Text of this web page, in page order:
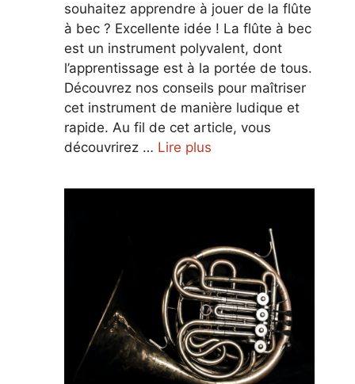
souhaitez apprendre à jouer de la flûte
à bec ? Excellente idée ! La flûte à bec
est un instrument polyvalent, dont
l’apprentissage est à la portée de tous.
Découvrez nos conseils pour maîtriser
cet instrument de manière ludique et
rapide. Au fil de cet article, vous
découvrirez … Lire plus